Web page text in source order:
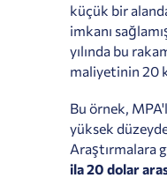
küçük bir
imkanı
yılında bu
maliyetinin 20
Bu örnek,
yüksek
Araştırmalara
ila 20 dolar